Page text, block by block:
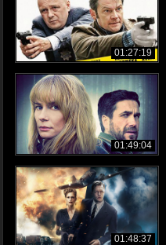
01:27:19
01:49:04
01:48:37